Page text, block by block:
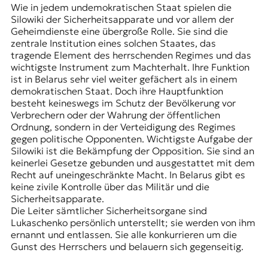
u
r
n
a
l
i
s
m
u
s
u
n
d
M
e
d
e
n
k
o
Wie in jedem undemokratischen Staat spielen die
Silowiki der Sicherheitsapparate und vor allem der
Geheimdienste eine übergroße Rolle. Sie sind die
zentrale Institution eines solchen Staates, das
tragende Element des herrschenden Regimes und das
wichtigste Instrument zum Machterhalt. Ihre Funktion
ist in Belarus sehr viel weiter gefächert als in einem
demokratischen Staat. Doch ihre Hauptfunktion
besteht keineswegs im Schutz der Bevölkerung vor
Verbrechern oder der Wahrung der öffentlichen
Ordnung, sondern in der Verteidigung des Regimes
gegen politische Opponenten. Wichtigste Aufgabe der
Silowiki ist die Bekämpfung der Opposition. Sie sind an
keinerlei Gesetze gebunden und ausgestattet mit dem
Recht auf uneingeschränkte Macht. In Belarus gibt es
keine zivile Kontrolle über das Militär und die
Sicherheitsapparate.
Die Leiter sämtlicher Sicherheitsorgane sind
Lukaschenko persönlich unterstellt; sie werden von ihm
ernannt und entlassen. Sie alle konkurrieren um die
Gunst des Herrschers und belauern sich gegenseitig.